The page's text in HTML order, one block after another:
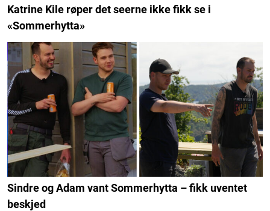
Katrine Kile røper det seerne ikke fikk se i
«Sommerhytta»
Sindre og Adam vant Sommerhytta – fikk uventet
beskjed